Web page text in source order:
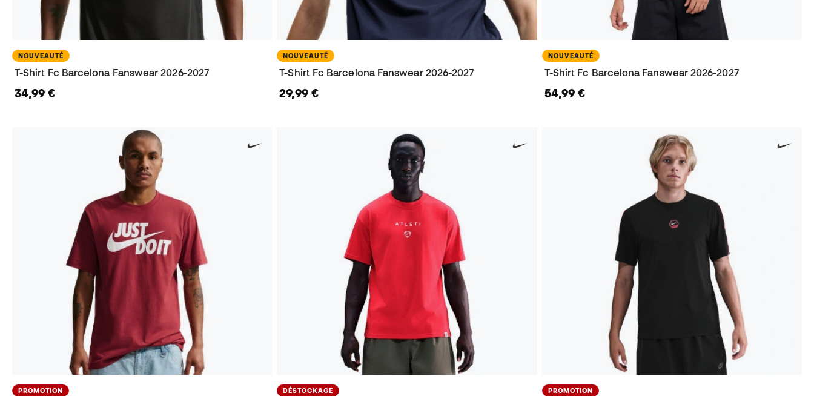
NOUVEAUTÉ
T-Shirt Fc Barcelona Fanswear 2026-2027
34,99 €
NOUVEAUTÉ
T-Shirt Fc Barcelona Fanswear 2026-2027
29,99 €
NOUVEAUTÉ
T-Shirt Fc Barcelona Fanswear 2026-2027
54,99 €
PROMOTION DÉSTOCKAGE PROMOTION